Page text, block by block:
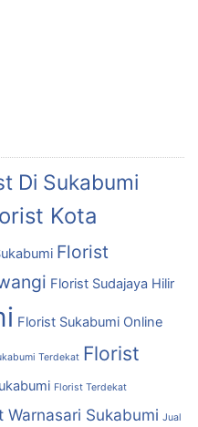
Di Sukabumi
Kota
Florist
Florist Sudajaya Hilir
Florist Sukabumi Online
Terdekat Florist
Florist Terdekat
Warnasari Sukabumi Jual